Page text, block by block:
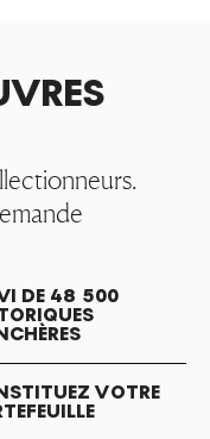
DE 48 500
VOTRE